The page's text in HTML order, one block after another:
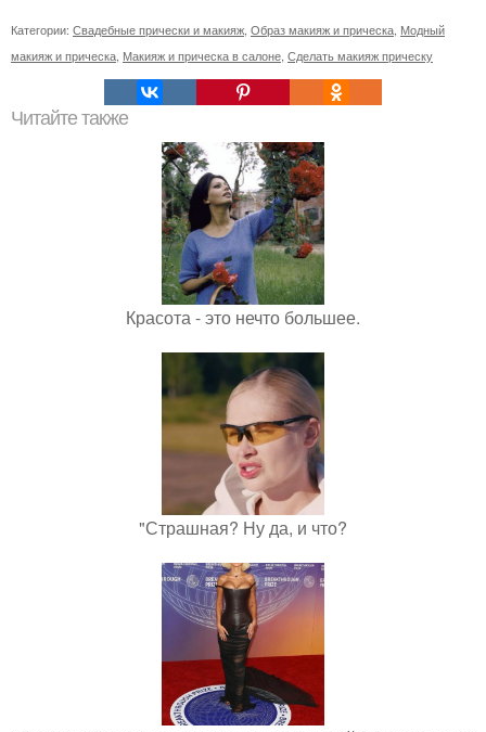
Категории: Свадебные прически и макияж Образ макияж и прическа Модный
макияж и прическа Макияж и прическа в салоне Сделать макияж прическу
Читайте также
Красота - это нечто большее.
"Страшная? Ну да, и что?